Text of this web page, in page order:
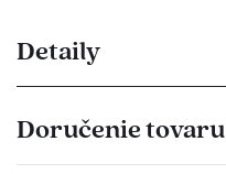
Detaily
Doručenie tovaru